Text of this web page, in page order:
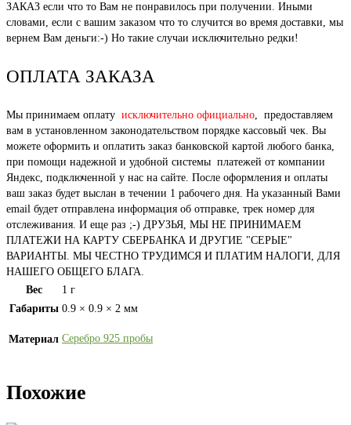
ЗАКАЗ если что то Вам не понравилось при получении. Иными
словами, если с вашим заказом что то случится во время доставки, мы
вернем Вам деньги:-) Но такие случаи исключительно редки!
ОПЛАТА ЗАКАЗА
Мы принимаем оплату исключительно официально, предоставляем
вам в установленном законодательством порядке кассовый чек. Вы
можете оформить и оплатить заказ банковской картой любого банка,
при помощи надежной и удобной системы платежей от компании
Яндекс, подключенной у нас на сайте. После оформления и оплаты
ваш заказ будет выслан в течении 1 рабочего дня. На указанный Вами
email будет отправлена информация об отправке, трек номер для
отслеживания. И еще раз ;-) ДРУЗЬЯ, МЫ НЕ ПРИНИМАЕМ
ПЛАТЕЖИ НА КАРТУ СБЕРБАНКА И ДРУГИЕ "СЕРЫЕ"
ВАРИАНТЫ. МЫ ЧЕСТНО ТРУДИМСЯ И ПЛАТИМ НАЛОГИ, ДЛЯ
НАШЕГО ОБЩЕГО БЛАГА.
Вес
1 г
Габариты 0.9 × 0.9 × 2 мм
Материал Серебро 925 пробы
Похожие